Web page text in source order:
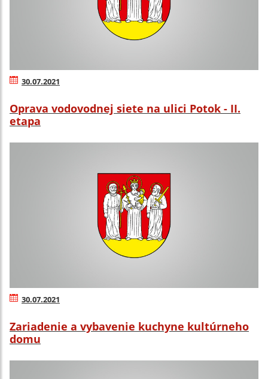
30.07.2021
Oprava vodovodnej siete na ulici Potok - II.
etapa
30.07.2021
Zariadenie a vybavenie kuchyne kultúrneho
domu